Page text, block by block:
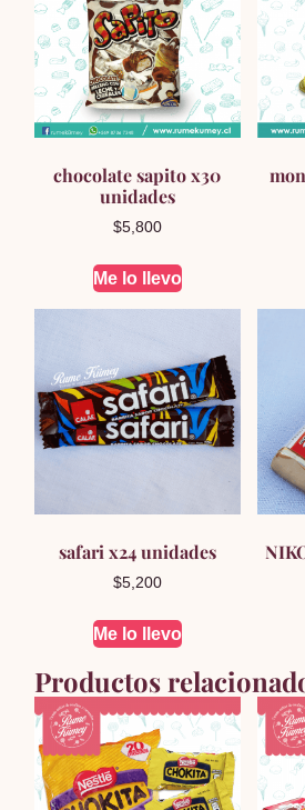
chocolate sapito x30
unidades
$5,800
Me lo llevo
safari x24 unidades
$5,200
Me lo llevo
Productos